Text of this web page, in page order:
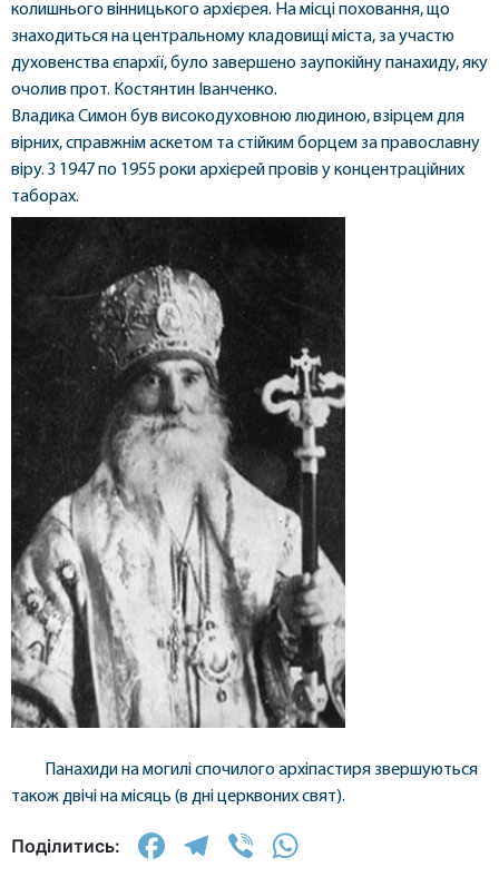
колишнього вінницького архієрея. На місці поховання, що
знаходиться на центральному кладовищі міста, за участю
духовенства єпархії, було завершено заупокійну панахиду, яку
очолив прот. Костянтин Іванченко.
Владика Симон був високодуховною людиною, взірцем для
вірних, справжнім аскетом та стійким борцем за православну
віру. З 1947 по 1955 роки архієрей провів у концентраційних
таборах.
Панахиди на могилі спочилого архіпастиря звершуються
також двічі на місяць (в дні церквоних свят).
Поділитись: Facebook
Telegram
Viber